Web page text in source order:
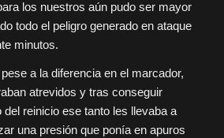
los nuestros aún pudo ser mayor
todo el peligro generado en ataque
minutos.
a la diferencia en el marcador,
atrevidos y tras conseguir
del reinicio ese tanto les llevaba a
una presión que ponía en apuros